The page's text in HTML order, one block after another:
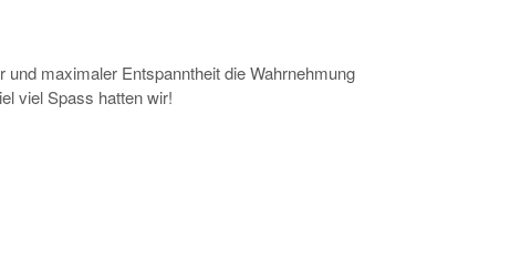
maximaler Entspanntheit die Wahrnehmung
viel Spass hatten wir!